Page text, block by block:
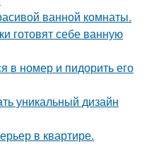
ванной комнаты.
готовят себе ванную
в номер и пидорить его
уникальный дизайн
в квартире.